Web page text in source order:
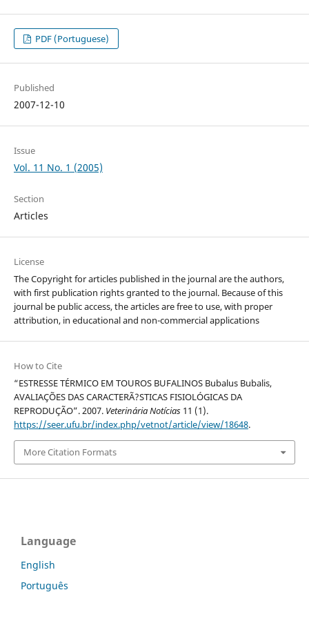
PDF (Portuguese)
Published
2007-12-10
Issue
Vol. 11 No. 1 (2005)
Section
Articles
License
The Copyright for articles published in the journal are the authors,
with first publication rights granted to the journal. Because of this
journal be public access, the articles are free to use, with proper
attribution, in educational and non-commercial applications
How to Cite
“ESTRESSE TÉRMICO EM TOUROS BUFALINOS Bubalus Bubalis,
AVALIAÇÕES DAS CARACTERÃ?STICAS FISIOLÓGICAS DA
REPRODUÇÃO”. 2007. Veterinária Notícias11 (1).
https://seer.ufu.br/index.php/vetnot/article/view/18648.
More Citation Formats
Language
English
Português